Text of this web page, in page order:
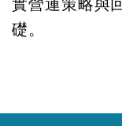
實營運策略與
礎。